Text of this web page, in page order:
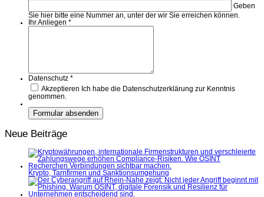
Geben
Sie hier bitte eine Nummer an, unter der wir Sie erreichen können.
Ihr Anliegen *
Datenschutz *
Akzeptieren Ich habe die Datenschutzerklärung zur Kenntnis
genommen.
Neue Beiträge
Krypto, Tarnfirmen und Sanktionsumgehung